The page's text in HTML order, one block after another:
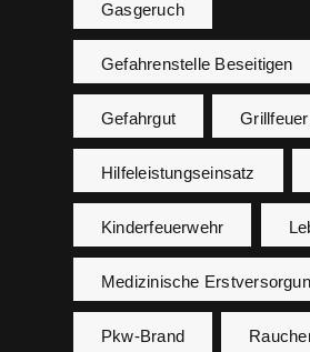
Gasgeruch
Gefahrenstelle Beseitigen
Gefahrgut Grillfeuer
Hilfeleistungseinsatz
Kinderfeuerwehr
Medizinische
Pkw-Brand